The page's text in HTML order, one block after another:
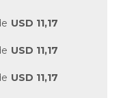
USD 11,17
USD 11,17
USD 11,17